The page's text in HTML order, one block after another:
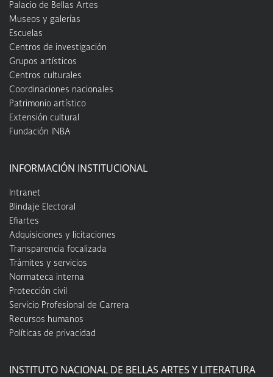
Palacio de Bellas Artes
Museos y galerías
Escuelas
Centros de investigación
Grupos artísticos
Centros culturales
Coordinaciones nacionales
Patrimonio artístico
Extensión cultural
Fundación INBA
INFORMACIÓN INSTITUCIONAL
Intranet
Blindaje Electoral
Efiartes
Adquisiciones y licitaciones
Transparencia focalizada
Trámites y servicios
Normateca interna
Protección civil
Servicio Profesional de Carrera
Recursos humanos
Políticas de privacidad
INSTITUTO NACIONAL DE BELLAS ARTES Y LITERATURA